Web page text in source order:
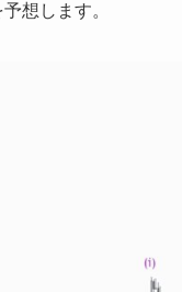
想します。